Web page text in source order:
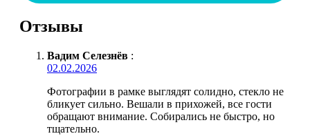
Отзывы
Вадим Селезнёв :
02.02.2026
Фотографии в рамке выглядят солидно, стекло не
бликует сильно. Вешали в прихожей, все гости
обращают внимание. Собирались не быстро, но
тщательно.